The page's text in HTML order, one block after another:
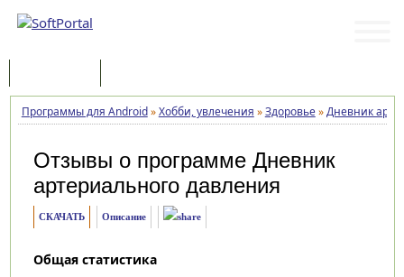
Программы для Android»Хобби, увлечения »Здоровье»Дневник
Отзывы о программе Дневник
артериального давления
СКАЧАТЬ Описание
Общая статистика